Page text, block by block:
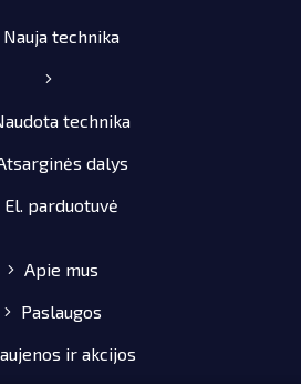
Nauja technika
technika
dalys
El. parduotuvė
Apie mus
Paslaugos
ir akcijos